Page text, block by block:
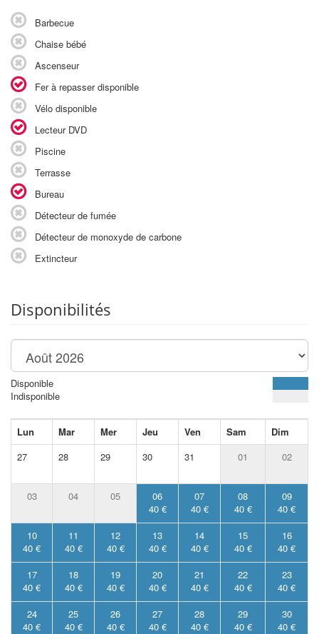
Barbecue
Chaise bébé
Ascenseur
Fer à repasser disponible
Vélo disponible
Lecteur DVD
Piscine
Terrasse
Bureau
Détecteur de fumée
Détecteur de monoxyde de carbone
Extincteur
Disponibilités
Disponible
Indisponible
Lun Mar Mer Jeu Ven Sam
Dim
27
28 29 30 31 01 02
03 04 05
06
40 €
07
40 €
08
40 €
09
40 €
10
40 €
11
40 €
12
40 €
13
40 €
14
40 €
15
40 €
16
40 €
17
40 €
18
40 €
19
40 €
20
40 €
21
40 €
22
40 €
23
40 €
24
40 €
25
40 €
26
40 €
27
40 €
28
40 €
29
40 €
30
40 €